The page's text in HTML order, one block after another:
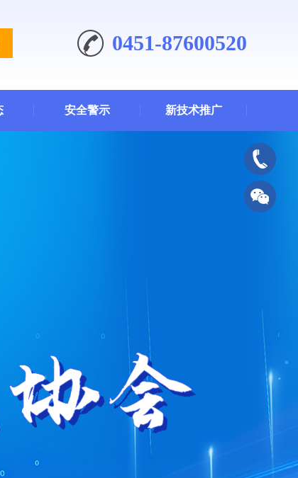
0451-87600520
安全警示 新技术推广